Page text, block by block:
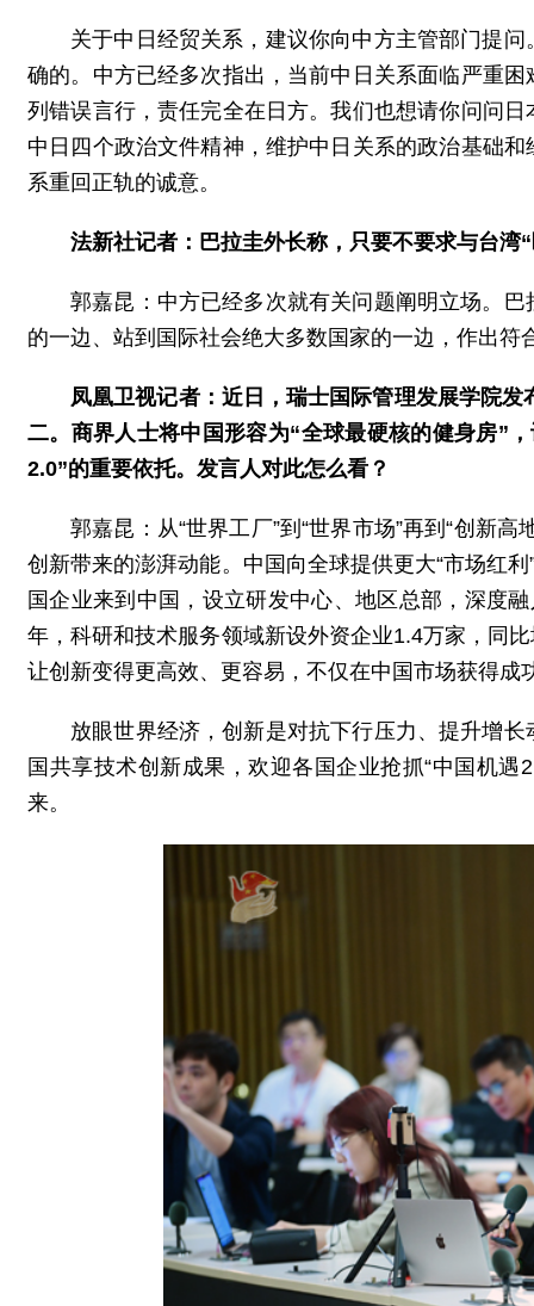
关于中日经贸关系，建议你向中方主管部门提
确的。中方已经多次指出，当前中日关系面临严重
列错误言行，责任完全在日方。我们也想请你问问
中日四个政治文件精神，维护中日关系的政治基础
系重回正轨的诚意。
法新社记者：巴拉圭外长称，只要不要求与台
郭嘉昆：中方已经多次就有关问题阐明立场。
的一边、站到国际社会绝大多数国家的一边，作出
凤凰卫视记者：近日，瑞士国际管理发展学院
二。商界人士将中国形容为“全球最硬核的健身房”
2.0”的重要依托。发言人对此怎么看？
郭嘉昆：从“世界工厂”到“世界市场”再到“创新
创新带来的澎湃动能。中国向全球提供更大“市场红
国企业来到中国，设立研发中心、地区总部，深度
年，科研和技术服务领域新设外资企业1.4万家，同
让创新变得更高效、更容易，不仅在中国市场获得成
放眼世界经济，创新是对抗下行压力、提升增
国共享技术创新成果，欢迎各国企业抢抓“中国机
来。